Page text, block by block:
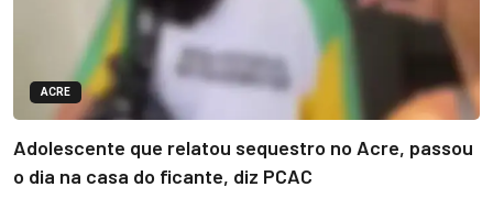
ACRE
Adolescente que relatou sequestro no Acre, passou
o dia na casa do ficante, diz PCAC